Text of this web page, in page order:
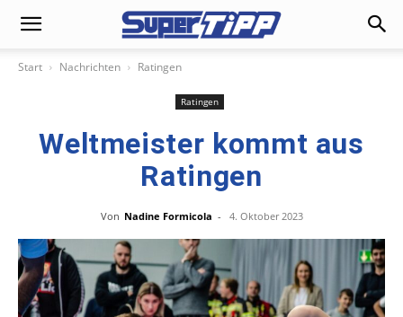
Start Nachrichten Ratingen
Ratingen
Weltmeister kommt aus
Ratingen
Von Nadine Formicola - 4. Oktober 2023